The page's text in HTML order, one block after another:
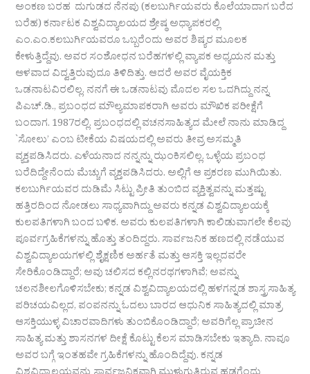
ಅಂಕಣ ಬರಹ ದುಗುಡದ ನೆನಪು (ಕಲಬುರ್ಗಿಯವರು ಕೊಲೆಯಾದಾಗ ಬರೆದ
ಬರೆಹ) ಕರ್ನಾಟಕ ವಿಶ್ವವಿದ್ಯಾಲಯದ ಶ್ರೇಷ್ಠ ಅಧ್ಯಾಪಕರಲ್ಲಿ
ಎಂ.ಎಂ.ಕಲಬುರ್ಗಿಯವರೂ ಒಬ್ಬರೆಂದು ಅವರ ಶಿಷ್ಯರ ಮೂಲಕ
ಕೇಳುತ್ತಿದ್ದೆವು. ಅವರ ಸಂಶೋಧನ ಬರೆಹಗಳಲ್ಲಿ ವ್ಯಾಪಕ ಅಧ್ಯಯನ ಮತ್ತು
ಆಳವಾದ ವಿದ್ವತ್ತಿರುವುದೂ ತಿಳಿದಿತ್ತು. ಆದರೆ ಅವರ ವೈಯಕ್ತಿಕ
ಒಡನಾಟವಿರಲಿಲ್ಲ. ನನಗೆ ಈ ಒಡನಾಟವು ಮೊದಲ ಸಲ ಒದಗಿದ್ದು ನನ್ನ
ಪಿಎಚ್.ಡಿ., ಪ್ರಬಂಧದ ಮೌಲ್ಯಮಾಪಕರಾಗಿ ಅವರು ಮೌಖಿಕ ಪರೀಕ್ಷೆಗೆ
ಬಂದಾಗ. 1987ರಲ್ಲಿ. ಪ್ರಬಂಧದಲ್ಲಿ ವಚನಸಾಹಿತ್ಯದ ಮೇಲೆ ನಾನು ಮಾಡಿದ್ದ
`ಸೋಲು’ ಎಂಬ ಟೀಕೆಯ ವಿಷಯದಲ್ಲಿ ಅವರು ತೀವ್ರ ಅಸಮ್ಮತಿ
ವ್ಯಕ್ತಪಡಿಸಿದರು. ಎಳೆಯನಾದ ನನ್ನನ್ನು ಝಂಕಿಸಲಿಲ್ಲ. ಒಳ್ಳೆಯ ಪ್ರಬಂಧ
ಬರೆದಿದ್ದೇನೆಂದು ಮೆಚ್ಚುಗೆ ವ್ಯಕ್ತಪಡಿಸಿದರು. ಅಲ್ಲಿಗೆ ಆ ಪ್ರಕರಣ ಮುಗಿಯಿತು.
ಕಲಬುರ್ಗಿಯವರ ದುಡಿಮೆ ಸಿಟ್ಟು ಪ್ರೀತಿ ತುಂಬಿದ ವ್ಯಕ್ತಿತ್ವವನ್ನು ಮತ್ತಷ್ಟು
ಹತ್ತಿರದಿಂದ ನೋಡಲು ಸಾಧ್ಯವಾಗಿದ್ದು ಅವರು ಕನ್ನಡ ವಿಶ್ವವಿದ್ಯಾಲಯಕ್ಕೆ
ಕುಲಪತಿಗಳಾಗಿ ಬಂದ ಬಳಿಕ. ಅವರು ಕುಲಪತಿಗಳಾಗಿ ಕಾಲಿಡುವಾಗಲೇ ಕೆಲವು
ಪೂರ್ವಗ್ರಹಿಕೆಗಳನ್ನು ಹೊತ್ತು ತಂದಿದ್ದರು. ಸಾರ್ವಜನಿಕ ಹಣದಲ್ಲಿ ನಡೆಯುವ
ವಿಶ್ವವಿದ್ಯಾಲಯಗಳಲ್ಲಿ ಶೈಕ್ಷಣಿಕ ಅರ್ಹತೆ ಮತ್ತು ಆಸಕ್ತಿ ಇಲ್ಲದವರೇ
ಸೇರಿಕೊಂಡಿದ್ದಾರೆ; ಅವು ಚಲಿಸದ ಕಲ್ಲಿನರಥಗಳಾಗಿವೆ; ಅವನ್ನು
ಚಲನಶೀಲಗೊಳಿಸಬೇಕು; ಕನ್ನಡ ವಿಶ್ವವಿದ್ಯಾಲಯದಲ್ಲಿ ಹಳಗನ್ನಡ ಶಾಸ್ತ್ರಸಾಹಿತ್ಯ
ಪರಿಚಯವಿಲ್ಲದ, ಪಂಪನನ್ನು ಓದಲು ಬಾರದ ಆಧುನಿಕ ಸಾಹಿತ್ಯದಲ್ಲಿ ಮಾತ್ರ
ಆಸಕ್ತಿಯುಳ್ಳ ವಿಚಾರವಾದಿಗಳು ತುಂಬಿಕೊಂಡಿದ್ದಾರೆ; ಅವರಿಗೆಲ್ಲ ಪ್ರಾಚೀನ
ಸಾಹಿತ್ಯ ಮತ್ತು ಶಾಸನಗಳ ದೀಕ್ಷೆ ಕೊಟ್ಟು ಕೆಲಸ ಮಾಡಿಸಬೇಕು ಇತ್ಯಾದಿ. ನಾವೂ
ಅವರ ಬಗ್ಗೆ ಇಂತಹವೇ ಗ್ರಹಿಕೆಗಳನ್ನು ಹೊಂದಿದ್ದೆವು. ಕನ್ನಡ